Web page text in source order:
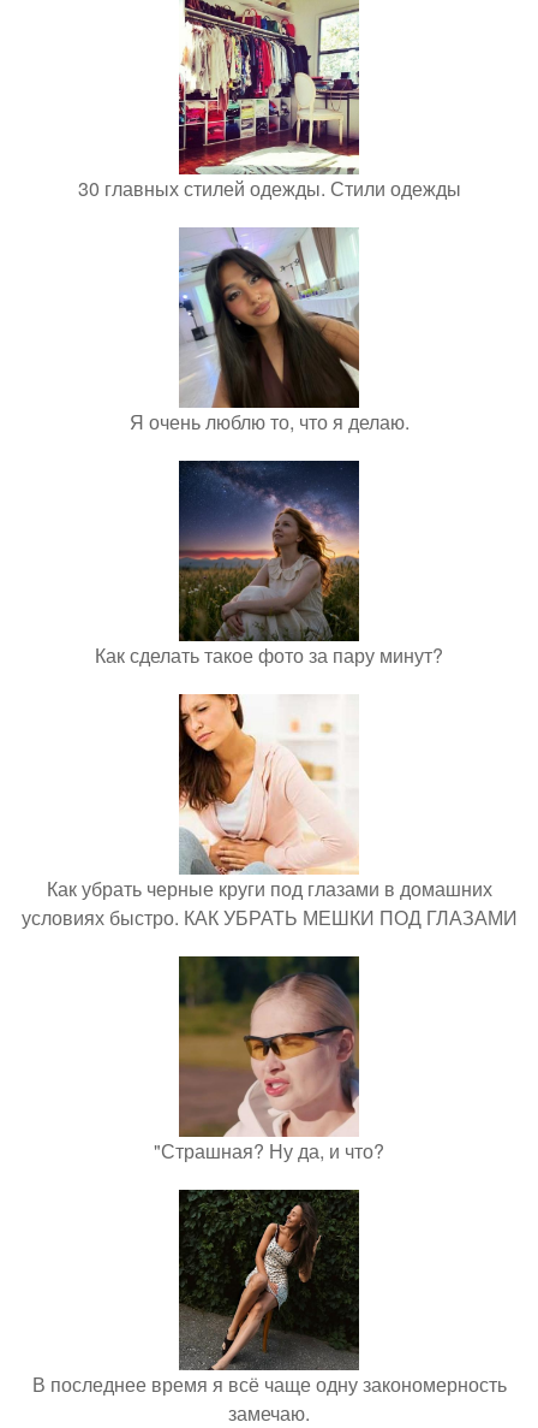
30 главных стилей одежды. Стили одежды
Я очень люблю то, что я делаю.
Как сделать такое фото за пару минут?
Как убрать черные круги под глазами в домашних
условиях быстро. КАК УБРАТЬ МЕШКИ ПОД ГЛАЗАМИ
"Страшная? Ну да, и что?
В последнее время я всё чаще одну закономерность
замечаю.